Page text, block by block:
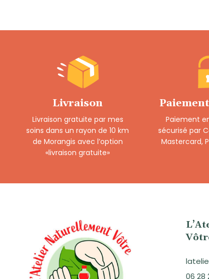
Livraison
Livraison gratuite par mes
soins dans un rayon de 10 km
de Morangis avec l’option
«livraison gratuite»
Paiement
sécurisé par
Mastercard,
06 28